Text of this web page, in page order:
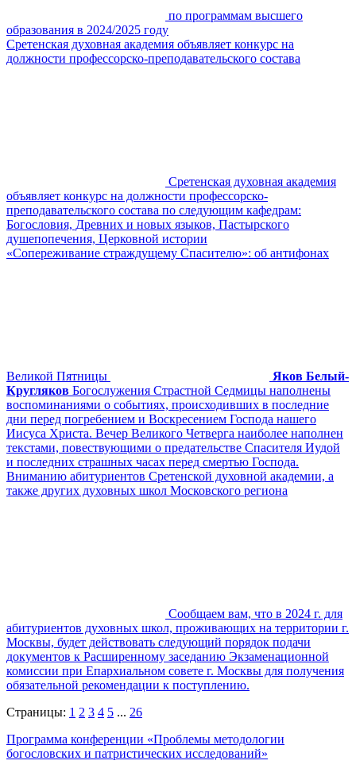
по программам высшего
образования в 2024/2025 году
Сретенская духовная академия объявляет конкурс на
должности профессорско-преподавательского состава
Сретенская духовная академия
объявляет конкурс на должности профессорско-
преподавательского состава по следующим кафедрам:
Богословия, Древних и новых языков, Пастырского
душепопечения, Церковной истории
«Сопереживание страждущему Спасителю»: об антифонах
Великой Пятницы
Яков Белый-
Кругляков Богослужения Страстной Седмицы наполнены
воспоминаниями о событиях, происходивших в последние
дни перед погребением и Воскресением Господа нашего
Иисуса Христа. Вечер Великого Четверга наиболее наполнен
текстами, повествующими о предательстве Спасителя Иудой
и последних страшных часах перед смертью Господа.
Вниманию абитуриентов Сретенской духовной академии, а
также других духовных школ Московского региона
Сообщаем вам, что в 2024 г. для
абитуриентов духовных школ, проживающих на территории г.
Москвы, будет действовать следующий порядок подачи
документов к Расширенному заседанию Экзаменационной
комиссии при Епархиальном совете г. Москвы для получения
обязательной рекомендации к поступлению.
Страницы: 1 2 3 4 5 ... 26
Программа конференции «Проблемы методологии
богословских и патристических исследований»